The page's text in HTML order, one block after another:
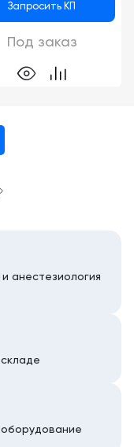
Запросить КП
Под заказ
анестезиология